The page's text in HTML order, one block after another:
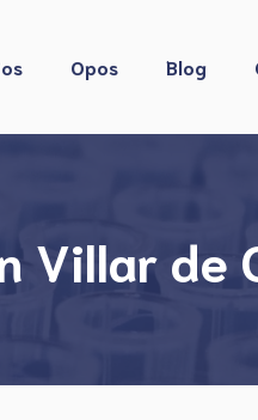
Opos Blog
Villar de